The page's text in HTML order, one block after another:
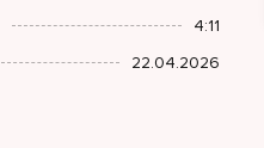
4:11
22.04.2026